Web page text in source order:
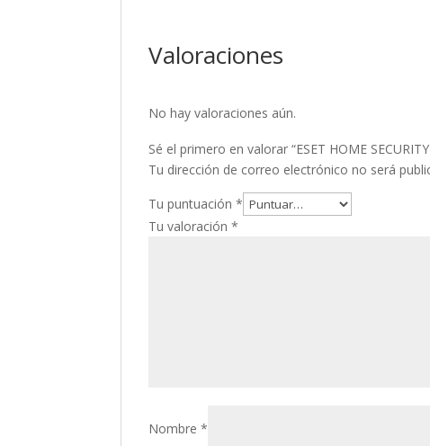
Valoraciones
No hay valoraciones aún.
Sé el primero en valorar “ESET HOME
Tu dirección de correo electrónico no será
Tu puntuación*
Tu valoración*
Nombre*